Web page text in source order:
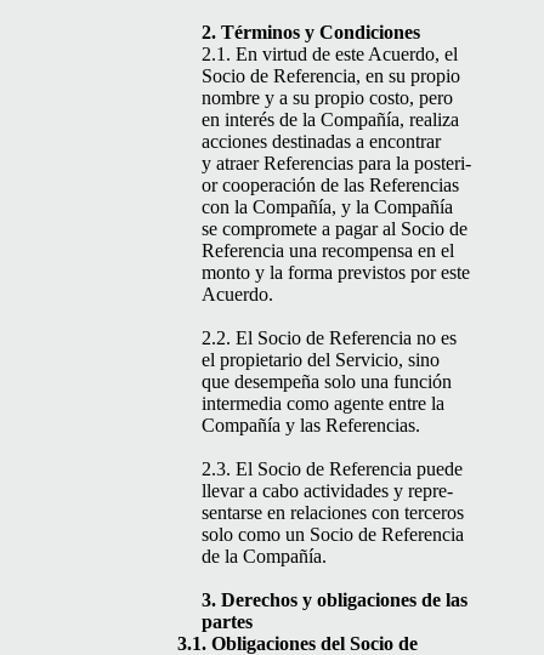
2. Tér­mi­nos y Condiciones
2.1. En vir­tud de este Acuer­do, el
Socio de Ref­er­en­cia, en su pro­pio
nom­bre y a su pro­pio cos­to, pero
en interés de la Com­pañía, real­iza
acciones des­ti­nadas a encon­trar
y atraer Ref­er­en­cias para la pos­te­ri­
or coop­eración de las Ref­er­en­cias
con la Com­pañía, y la Com­pañía
se com­pro­m­ete a pagar al Socio de
Ref­er­en­cia una rec­om­pen­sa en el
mon­to y la for­ma pre­vis­tos por este
Acuerdo.
2.2. El Socio de Ref­er­en­cia no es
el propi­etario del Ser­vi­cio, sino
que desem­peña solo una fun­ción
inter­me­dia como agente entre la
Com­pañía y las Referencias.
2.3. El Socio de Ref­er­en­cia puede
lle­var a cabo activi­dades y rep­re­
sen­tarse en rela­ciones con ter­ceros
solo como un Socio de Ref­er­en­cia
de la Compañía.
3. Dere­chos y obliga­ciones de las
partes
3.1. Obliga­ciones del Socio de